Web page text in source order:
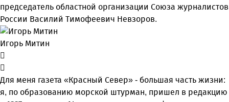
председатель областной организации Союза журналистов
России Василий Тимофеевич Невзоров.
Игорь Митин
Для меня газета «Красный Север» - большая часть жизни:
я, по образованию морской штурман, пришел в редакцию